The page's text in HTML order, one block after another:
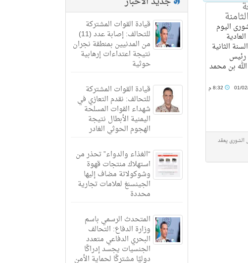
قيادة القوات المشتركة
للتحالف: إصابة عدد (11)
من المدنيين بمنطقة نجران
نتيجة اعتداءات إرهابية
حوثية
قيادة القوات المشتركة
للتحالف: نقدم التعازي في
شهداء القوات المسلحة
اليمنية الأبطال نتيجة
الهجوم الحوثي الغادر
“الغذاء والدواء” تحذر من
استهلاك منتجات قهوة
وشوكولاتة مضاف إليها
الجينسنغ لعلامات تجارية
محددة
المتحدث الرسمي باسم
وزارة الدفاع: التحالف
البحري الدفاعي متعدد
الجنسيات يجسد إدراكًا
دوليًا مشتركًا لحماية الأمن
اليوم
الثانية
رئيس
بن محمد
01/
يعقد